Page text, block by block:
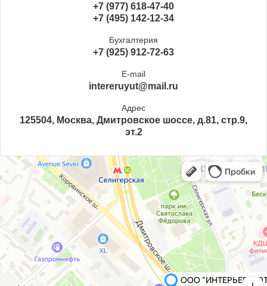
+7 (977) 618-47-40
+7 (495) 142-12-34
Бухгалтерия
+7 (925) 912-72-63
E-mail
intereruyut@mail.ru
Адрес
125504, Москва, Дмитровское шоссе, д.81, стр.9,
эт.2